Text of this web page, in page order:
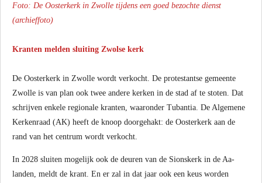
Foto: De Oosterkerk in Zwolle tijdens een goed bezochte dienst
(archieffoto)
Kranten melden sluiting Zwolse kerk
De Oosterkerk in Zwolle wordt verkocht. De protestantse gemeente
Zwolle is van plan ook twee andere kerken in de stad af te stoten. Dat
schrijven enkele regionale kranten, waaronder Tubantia. De Algemene
Kerkenraad (AK) heeft de knoop doorgehakt: de Oosterkerk aan de
rand van het centrum wordt verkocht.
In 2028 sluiten mogelijk ook de deuren van de Sionskerk in de Aa-
landen, meldt de krant. En er zal in dat jaar ook een keus worden